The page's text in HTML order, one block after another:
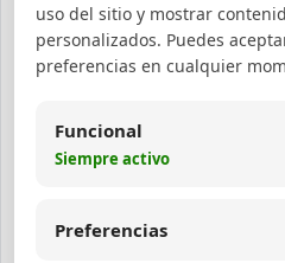
mp
o
visu
Duración que
un video o
uso del sitio y mostrar
personalizados. Puedes
preferencias en cualquier
Funcional
Siempre activo
Preferencias